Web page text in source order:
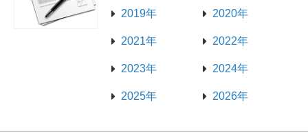
2019年 2020年
2021年 2022年
2023年 2024年
2025年 2026年